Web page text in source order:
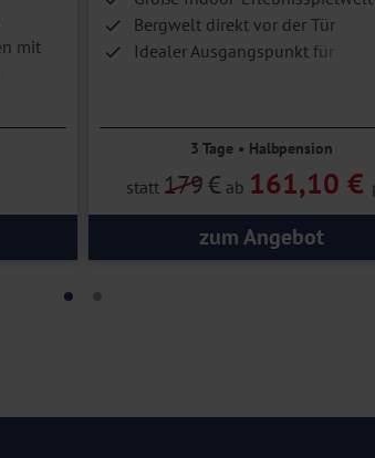
mit
St.
Bergwelt direkt vor der Tür
Idealer Ausgangspunkt für
3 Tage • Halbpension
statt 179€ ab 161,10 €
zum Angebot